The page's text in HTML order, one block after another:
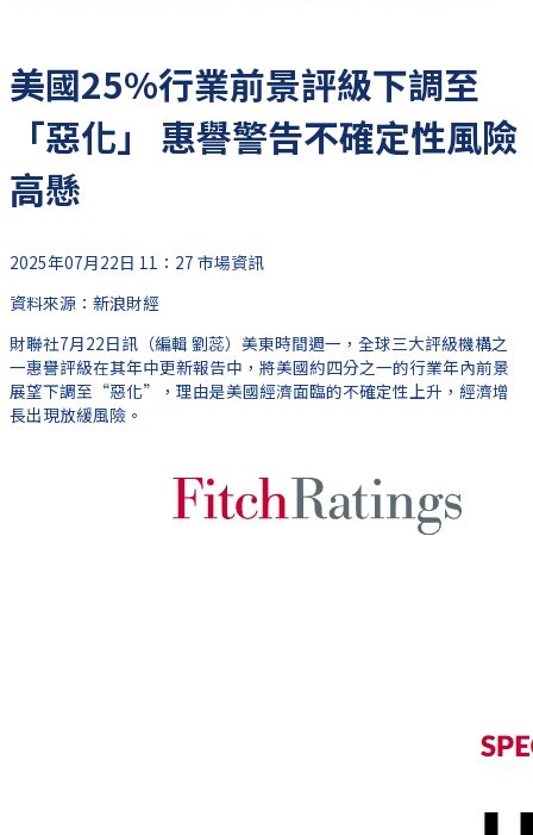
美國25%行業前景評級下調至
「惡化」 惠譽警告不確定性風險
高懸
2025年07月22日 11：27 市場資訊
資料來源：新浪財經
財聯社7月22日訊（編輯 劉蕊） 美東時間週一，全球三大評級機構之
一惠譽評級在其年中更新報告中，將美國約四分之一的行業年內前景
展望下調至“惡化”，理由是美國經濟面臨的不確定性上升，經濟增
長出現放緩風險。